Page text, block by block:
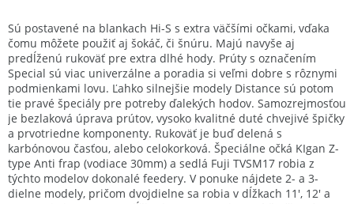
Sú postavené na blankach Hi-S s extra väčšími očkami, vďaka
čomu môžete použiť aj šokáč, či šnúru. Majú navyše aj
predĺženú rukoväť pre extra dlhé hody. Prúty s označením
Special sú viac univerzálne a poradia si veľmi dobre s rôznymi
podmienkami lovu. Ľahko silnejšie modely Distance sú potom
tie pravé špeciály pre potreby ďalekých hodov. Samozrejmosťou
je bezlaková úprava prútov, vysoko kvalitné duté chvejivé špičky
a prvotriedne komponenty. Rukoväť je buď delená s
karbónovou časťou, alebo celokorková. Špeciálne očká KIgan Z-
type Anti frap (vodiace 30mm) a sedlá Fuji TVSM17 robia z
týchto modelov dokonalé feedery. V ponuke nájdete 2- a 3-
dielne modely, pričom dvojdielne sa robia v dĺžkach 11', 12' a